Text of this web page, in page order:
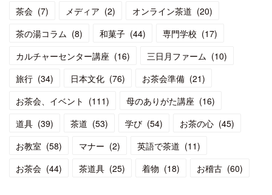
茶会 (7) メディア (2) オンライン茶道 (20)
茶の湯コラム (8) 和菓子 (44) 専門学校 (17)
カルチャーセンター講座 (16) 三日月ファーム (10)
旅行 (34) 日本文化 (76) お茶会準備 (21)
お茶会、イベント (111) 母のありがた講座 (16)
道具 (39) 茶道 (53) 学び (54) お茶の心 (45)
お教室 (58) マナー (2) 英語で茶道 (11)
お茶会 (44) 茶道具 (25) 着物 (18) お稽古 (60)